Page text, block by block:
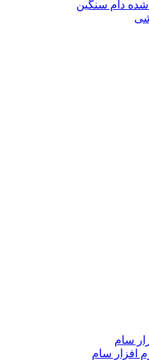
شده دام سنگین
سام
افزار سام